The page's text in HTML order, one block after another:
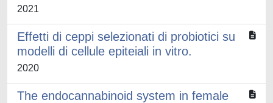
2021
Effetti di ceppi selezionati di probiotici su
modelli di cellule epiteiali in vitro.
2020
The endocannabinoid system in female